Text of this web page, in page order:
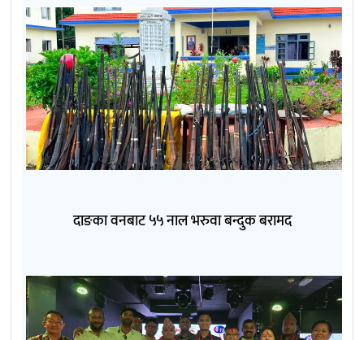
दाङका वनबाट ५५ नाल भरुवा बन्दुक बरामद